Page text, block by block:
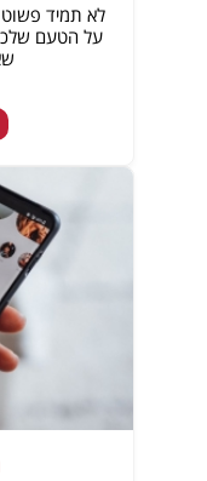
לא תמיד
על הטעם